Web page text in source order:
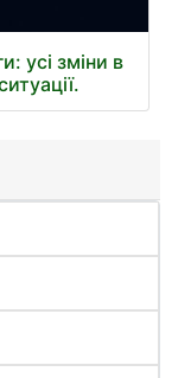
усі зміни в